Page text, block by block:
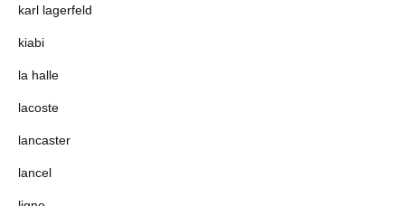
karl lagerfeld
kiabi
la halle
lacoste
lancaster
lancel